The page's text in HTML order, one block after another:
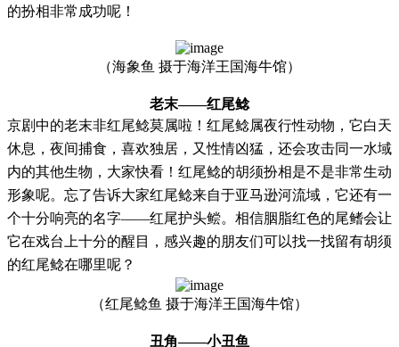
的扮相非常成功呢！
（海象鱼 摄于海洋王国海牛馆）
老末——红尾鲶
京剧中的老末非红尾鲶莫属啦！红尾鲶属夜行性动物，它白天
休息，夜间捕食，喜欢独居，又性情凶猛，还会攻击同一水域
内的其他生物，大家快看！红尾鲶的胡须扮相是不是非常生动
形象呢。忘了告诉大家红尾鲶来自于亚马逊河流域，它还有一
个十分响亮的名字——红尾护头鲿。相信胭脂红色的尾鳍会让
它在戏台上十分的醒目，感兴趣的朋友们可以找一找留有胡须
的红尾鲶在哪里呢？
（红尾鲶鱼 摄于海洋王国海牛馆）
丑角——小丑鱼